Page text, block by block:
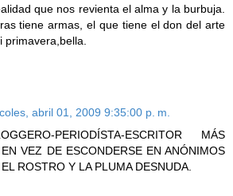
que nos revienta el alma y la burbuja.
tiene armas, el que tiene el don del arte
abril 01, 2009 9:35:00 p. m.
PERIODÍSTA-ESCRITOR MÁS
VEZ DE ESCONDERSE EN ANÓNIMOS
ROSTRO Y LA PLUMA DESNUDA.